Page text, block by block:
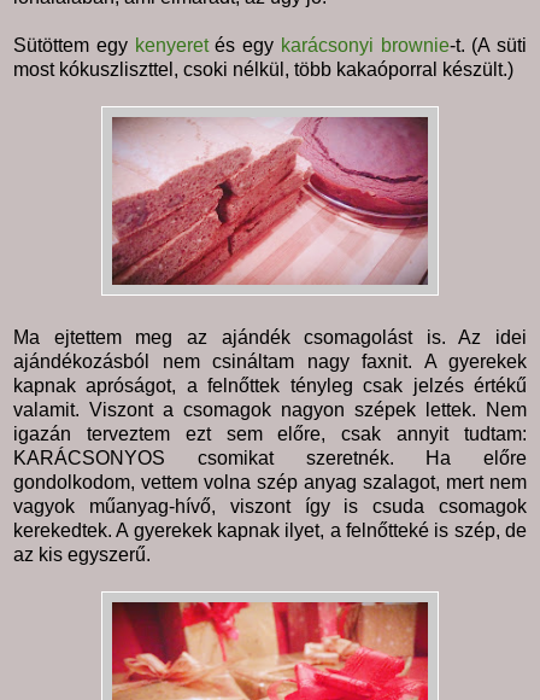
Sütöttem egy kenyeretés egy karácsonyi brownie-t. (A süti
most kókuszliszttel, csoki nélkül, több kakaóporral készült.)
Ma ejtettem meg az ajándék csomagolást is. Az idei
ajándékozásból nem csináltam nagy faxnit. A gyerekek
kapnak apróságot, a felnőttek tényleg csak jelzés értékű
valamit. Viszont a csomagok nagyon szépek lettek. Nem
igazán terveztem ezt sem előre, csak annyit tudtam:
KARÁCSONYOS csomikat szeretnék. Ha előre
gondolkodom, vettem volna szép anyag szalagot, mert nem
vagyok műanyag-hívő, viszont így is csuda csomagok
kerekedtek. A gyerekek kapnak ilyet, a felnőtteké is szép, de
az kis egyszerű.